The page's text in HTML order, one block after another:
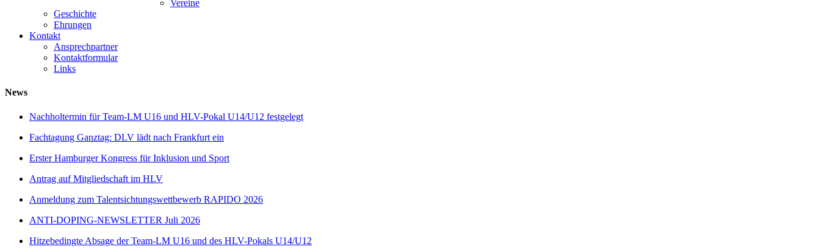
Vereine
Geschichte
Ehrungen
Kontakt
Ansprechpartner
Kontaktformular
Links
News
Nachholtermin für Team-LM U16 und HLV-Pokal U14/U12 festgelegt
Fachtagung Ganztag: DLV lädt nach Frankfurt ein
Erster Hamburger Kongress für Inklusion und Sport
Antrag auf Mitgliedschaft im HLV
Anmeldung zum Talentsichtungswettbewerb RAPIDO 2026
ANTI-DOPING-NEWSLETTER Juli 2026
Hitzebedingte Absage der Team-LM U16 und des HLV-Pokals U14/U12